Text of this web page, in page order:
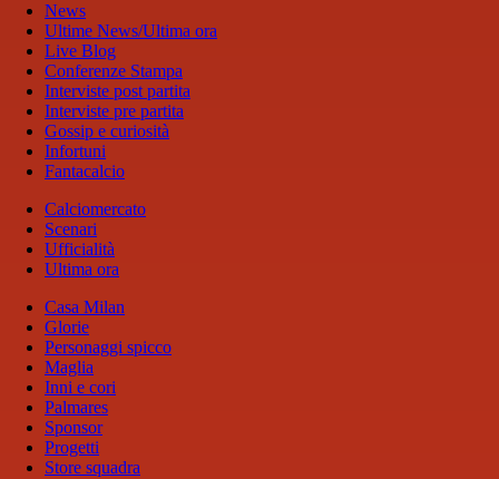
News
Ultime News/Ultima ora
Live Blog
Conferenze Stampa
Interviste post partita
Interviste pre partita
Gossip e curiosità
Infortuni
Fantacalcio
Calciomercato
Scenari
Ufficialità
Ultima ora
Casa Milan
Glorie
Personaggi spicco
Maglia
Inni e cori
Palmares
Sponsor
Progetti
Store squadra